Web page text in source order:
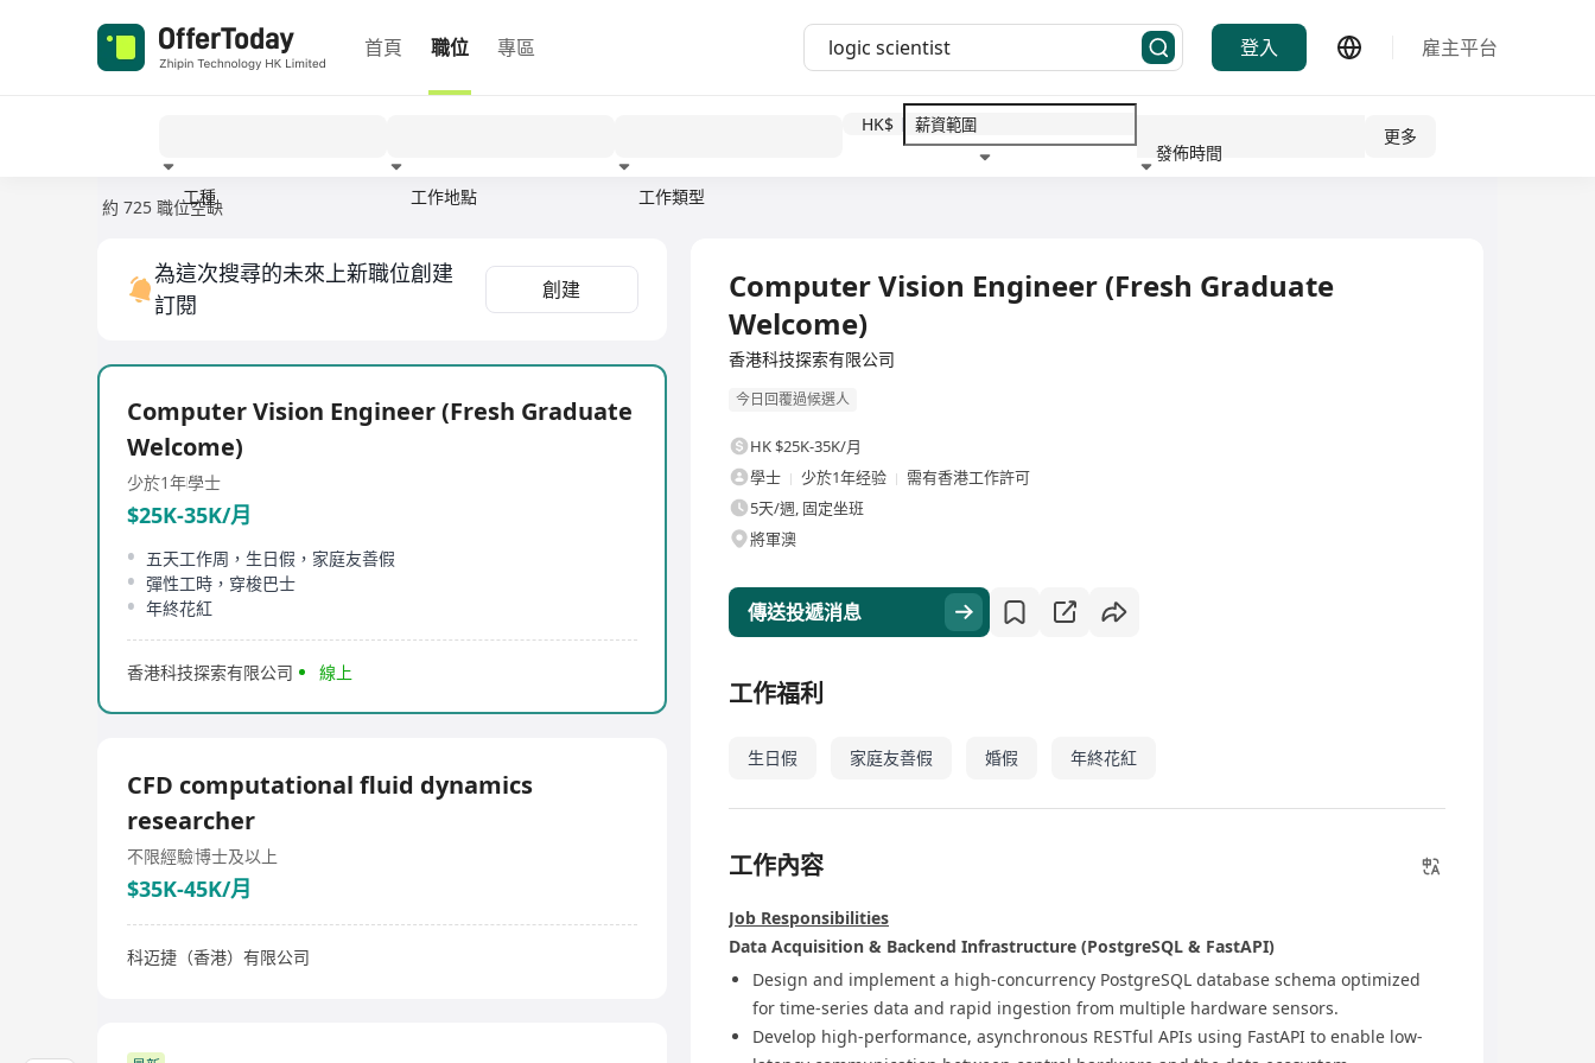
首頁 職位 專區 登入 雇主平台
工種 工作地點 工作類型
HK$
發佈時間
更多
約 725 職位空缺
為這次搜尋的未來上新職位創建
訂閱
創建
Computer Vision Engineer (Fresh Graduate
Welcome)
少於1年學士
$25K-35K/月
五天工作周，生日假，家庭友善假
彈性工時，穿梭巴士
年終花紅
香港科技探索有限公司 線上
CFD computational fluid dynamics
researcher
不限經驗博士及以上
$35K-45K/月
科迈捷（香港）有限公司
Computer Vision Engineer (Fresh Graduate
Welcome)
香港科技探索有限公司
今日回覆過候選人
HK $25K-35K/月
學士
少於1年经验
需有香港工作許可
5天/週, 固定坐班
將軍澳
傳送投遞消息
工作福利
生日假 家庭友善假 婚假 年終花紅
工作內容
Job Responsibilities
Data Acquisition & Backend Infrastructure (PostgreSQL & FastAPI)
Design and implement a high-concurrency PostgreSQL database schema optimized
for time-series data and rapid ingestion from multiple hardware sensors.
Develop high-performance, asynchronous RESTful APIs using FastAPI to enable low-